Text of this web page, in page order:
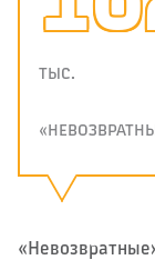
ТЫС.